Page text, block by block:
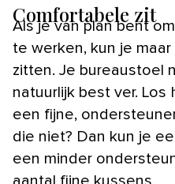
Comfortabele zit
Als je van plan bent om heel wat uren buiten
te werken, kun je
zitten. Je bureaustoel
natuurlijk best ver.
een fijne,
die niet? Dan kun je
een minder
aantal fijne kussens.